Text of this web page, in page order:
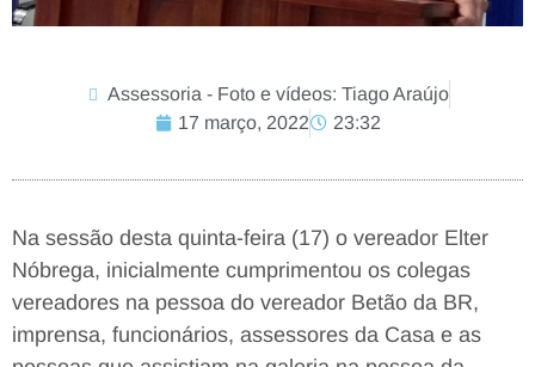
Assessoria - Foto e vídeos: Tiago Araújo
17 março, 2022
23:32
Na sessão desta quinta-feira (17) o vereador Elter
Nóbrega, inicialmente cumprimentou os colegas
vereadores na pessoa do vereador Betão da BR,
imprensa, funcionários, assessores da Casa e as